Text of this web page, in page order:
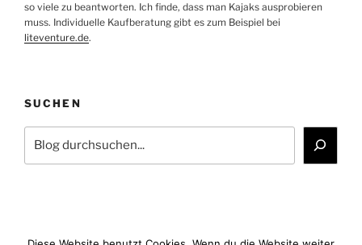
so viele zu beantworten. Ich finde, dass man Kajaks ausprobieren
muss. Individuelle Kaufberatung gibt es zum Beispiel bei
liteventure.de.
SUCHEN